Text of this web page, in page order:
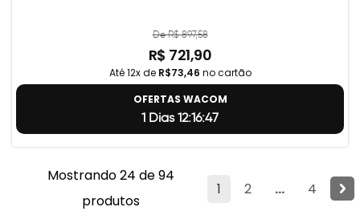
De R$ 897,58
R$ 721,90
Até 12x de R$73,46 no cartão
OFERTAS WACOM
1 Dias 12:16:46
1 2 ... 4
Mostrando 24 de 94
produtos